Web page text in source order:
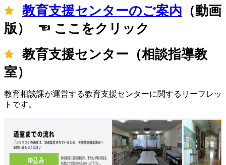
教育支援センターのご案内 （動画
版） ☜ ここをクリック
教育支援センター（相談指導教
室）
教育相談課が運営する教育支援センターに関するリーフレッ
トです。